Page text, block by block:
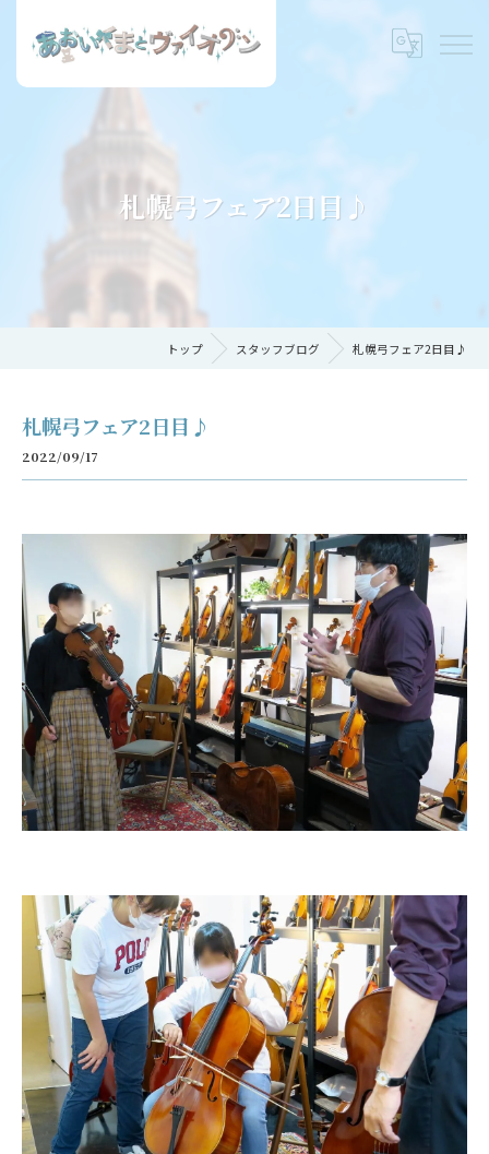
札幌弓フェア2日目♪
トップ スタッフブログ 札幌弓フェア2日目♪
札幌弓フェア2日目♪
2022/09/17